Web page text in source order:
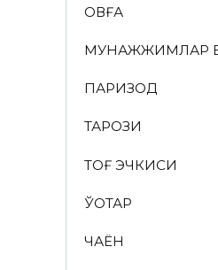
ҚОВҒА
МУНАЖЖИМЛАР
ПАРИЗОД
ТАРОЗИ
ТОҒ ЭЧКИСИ
ЎҚОТАР
ЧАЁН